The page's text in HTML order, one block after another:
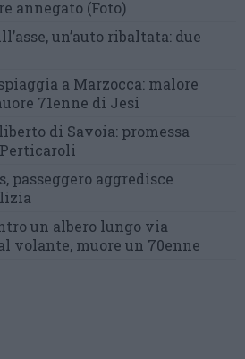
annegato (Foto)
un’auto ribaltata: due
a Marzocca: malore
71enne di Jesi
di Savoia: promessa
Perticaroli
passeggero aggredisce
un albero lungo via
volante, muore un 70enne